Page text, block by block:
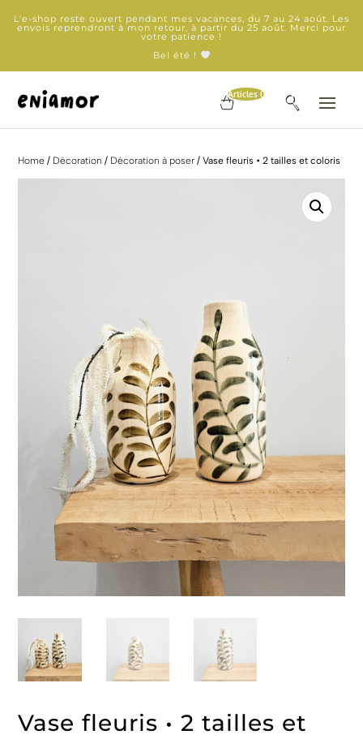
L'e-shop reste ouvert pendant mes vacances, du 7 au 24 août. Les
envois reprendront à mon retour, à partir du 25 août. Merci pour
votre patience !
Bel été !
Articles 0
Home / Décoration / Décoration à poser / Vase fleuris • 2 tailles et coloris
Vase fleuris • 2 tailles et